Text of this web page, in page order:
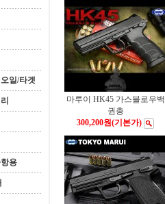
일/타겟
용
마루이 HK45 가스블로우백
권총
300,200원(기본가)